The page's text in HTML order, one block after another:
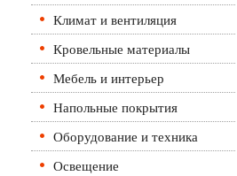
Климат и вентиляция
Кровельные материалы
Мебель и интерьер
Напольные покрытия
Оборудование и техника
Освещение